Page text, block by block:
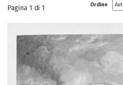
Pagina 1 di 1 Ordine